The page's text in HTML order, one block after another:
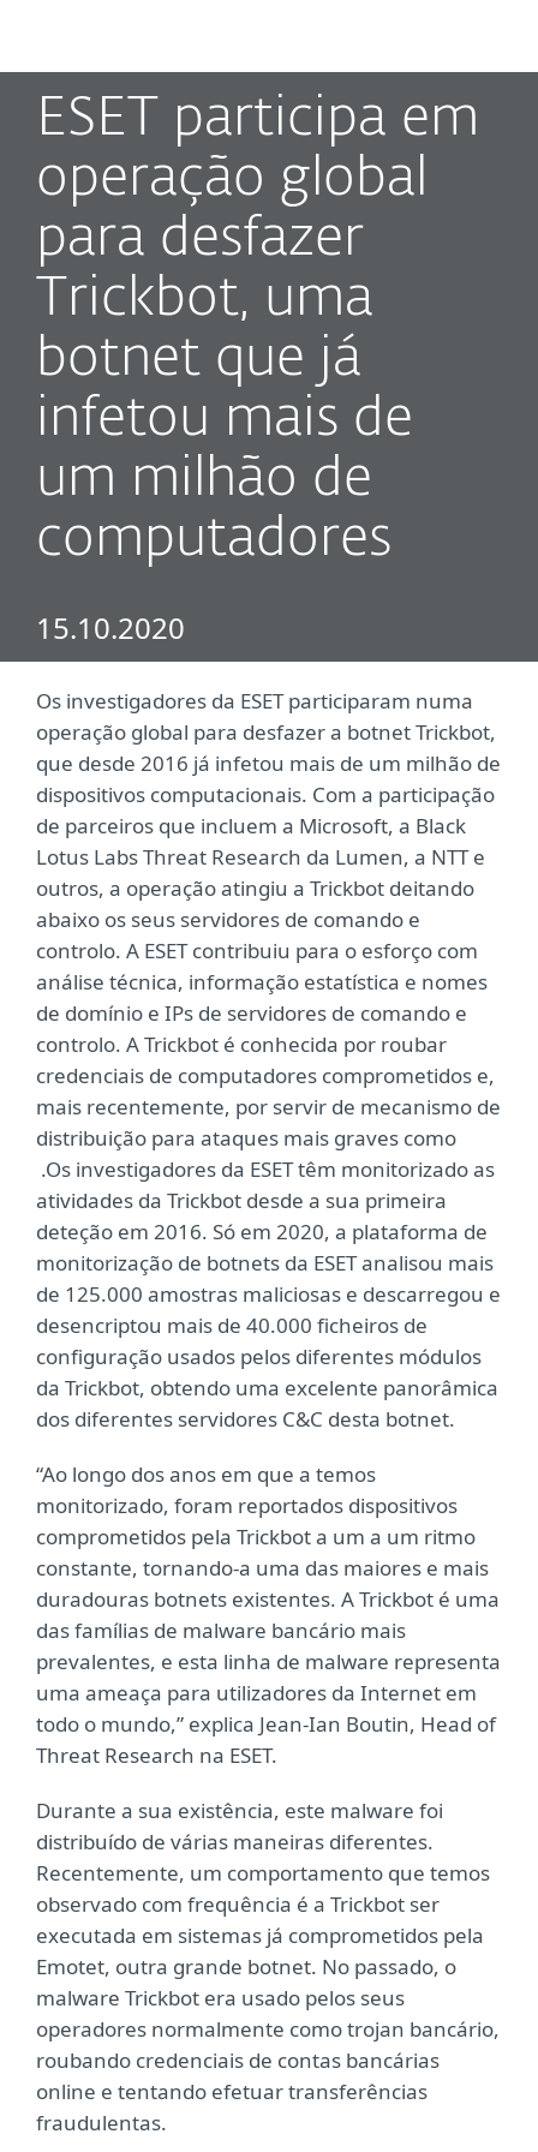
ESET participa em
operação global
para desfazer
Trickbot, uma
botnet que já
infetou mais de
um milhão de
computadores
15.10.2020
Os investigadores da ESET participaram numa
operação global para desfazer a botnet Trickbot,
que desde 2016 já infetou mais de um milhão de
dispositivos computacionais. Com a participação
de parceiros que incluem a Microsoft, a Black
Lotus Labs Threat Research da Lumen, a NTT e
outros, a operação atingiu a Trickbot deitando
abaixo os seus servidores de comando e
controlo. A ESET contribuiu para o esforço com
análise técnica, informação estatística e nomes
de domínio e IPs de servidores de comando e
controlo. A Trickbot é conhecida por roubar
credenciais de computadores comprometidos e,
mais recentemente, por servir de mecanismo de
distribuição para ataques mais graves como
.Os investigadores da ESET têm monitorizado as
atividades da Trickbot desde a sua primeira
deteção em 2016. Só em 2020, a plataforma de
monitorização de botnets da ESET analisou mais
de 125.000 amostras maliciosas e descarregou e
desencriptou mais de 40.000 ficheiros de
configuração usados pelos diferentes módulos
da Trickbot, obtendo uma excelente panorâmica
dos diferentes servidores C&C desta botnet.
“Ao longo dos anos em que a temos
monitorizado, foram reportados dispositivos
comprometidos pela Trickbot a um a um ritmo
constante, tornando-a uma das maiores e mais
duradouras botnets existentes. A Trickbot é uma
das famílias de malware bancário mais
prevalentes, e esta linha de malware representa
uma ameaça para utilizadores da Internet em
todo o mundo,” explica Jean-Ian Boutin, Head of
Threat Research na ESET.
Durante a sua existência, este malware foi
distribuído de várias maneiras diferentes.
Recentemente, um comportamento que temos
observado com frequência é a Trickbot ser
executada em sistemas já comprometidos pela
Emotet, outra grande botnet. No passado, o
malware Trickbot era usado pelos seus
operadores normalmente como trojan bancário,
roubando credenciais de contas bancárias
online e tentando efetuar transferências
fraudulentas.